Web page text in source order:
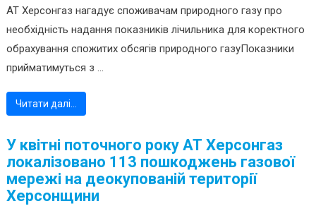
АТ Херсонгаз нагадує споживачам природного газу про
необхідність надання показників лічильника для коректного
обрахування спожитих обсягів природного газуПоказники
прийматимуться з ...
Читати далі…
У квітні поточного року АТ Херсонгаз
локалізовано 113 пошкоджень газової
мережі на деокупованій території
Херсонщини